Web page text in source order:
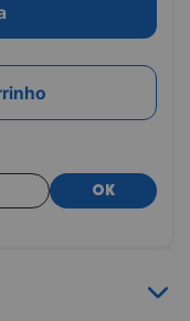
OK